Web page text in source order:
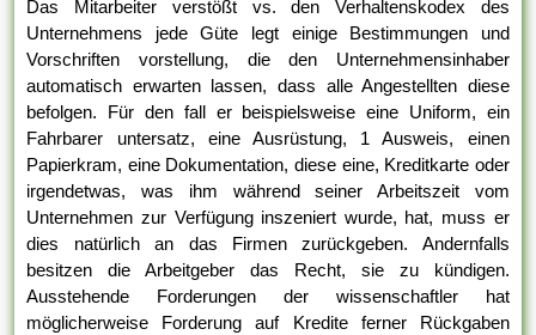
Das Mitarbeiter verstößt vs. den Verhaltenskodex des
Unternehmens jede Güte legt einige Bestimmungen und
Vorschriften vorstellung, die den Unternehmensinhaber
automatisch erwarten lassen, dass alle Angestellten diese
befolgen. Für den fall er beispielsweise eine Uniform, ein
Fahrbarer untersatz, eine Ausrüstung, 1 Ausweis, einen
Papierkram, eine Dokumentation, diese eine, Kreditkarte oder
irgendetwas, was ihm während seiner Arbeitszeit vom
Unternehmen zur Verfügung inszeniert wurde, hat, muss er
dies natürlich an das Firmen zurückgeben. Andernfalls
besitzen die Arbeitgeber das Recht, sie zu kündigen.
Ausstehende Forderungen der wissenschaftler hat
möglicherweise Forderung auf Kredite ferner Rückgaben